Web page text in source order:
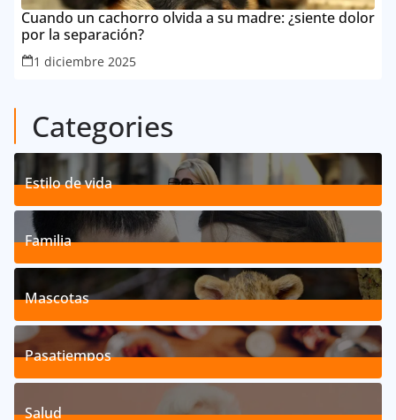
Cuando un cachorro olvida a su madre: ¿siente dolor
por la separación?
1 diciembre 2025
Categories
Estilo de vida
192Posts
Familia
527Posts
Mascotas
119Posts
Pasatiempos
39Posts
Salud